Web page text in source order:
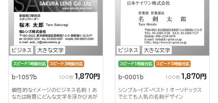
ビジネス 大きな文字
スピード1時間対応 スピード3時間対応
b-1057b 100枚 1,870円
個性的なイメージのビジネス名刺！あ
なたは背景にどんな文字を浮かびあが
ビジネス 大きな文字
スピード1時間対応 スピード3時間対応
b-0001b 100枚 1,870円
シンプル・イズ・ベスト！オーソドックス
でとても人気の名刺デザイン